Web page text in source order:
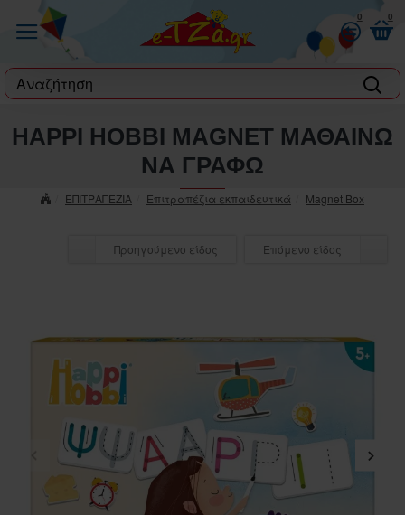
0 0
label
ΕΠΙΤΡΑΠΕΖΙΑ Επιτραπέζια εκπαιδευτικά Magnet Box
HAPPI HOBBI MAGNET ΜΑΘΑΙΝΩ
ΝΑ ΓΡΑΦΩ
Προηγούμενο είδος Επόμενο είδος